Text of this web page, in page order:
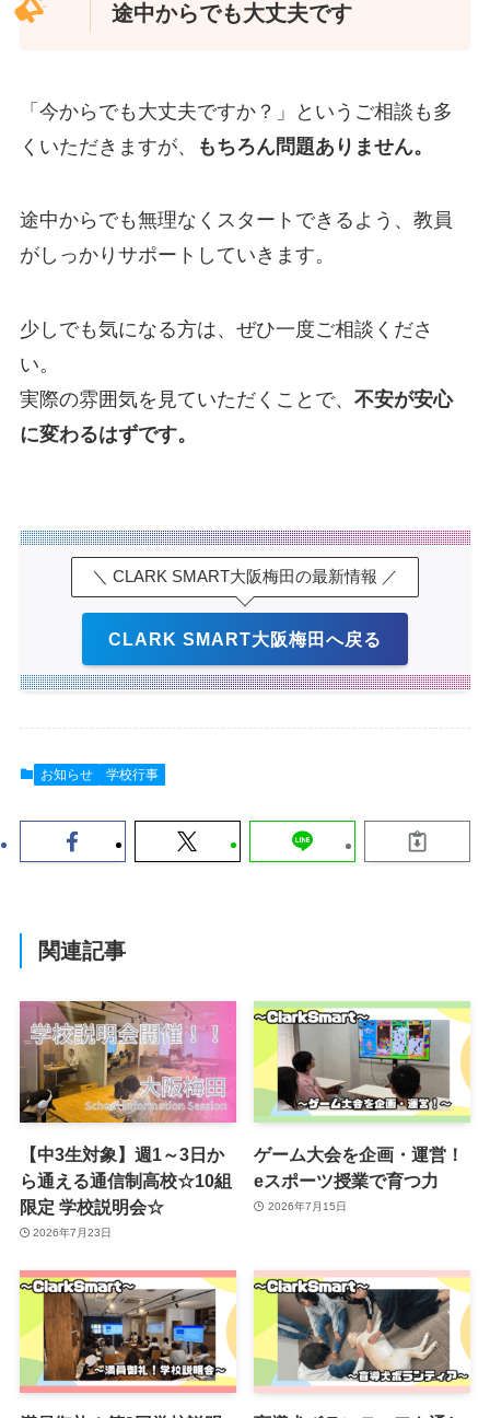
途中からでも大丈夫です
「今からでも大丈夫ですか？」というご相談も多
くいただきますが、
もちろん問題ありません。
途中からでも無理なくスタートできるよう、教員
がしっかりサポートしていきます。
少しでも気になる方は、ぜひ一度ご相談くださ
い。
実際の雰囲気を見ていただくことで、 不安が安心
に変わるはずです。
＼ CLARK SMART大阪梅田の最新情報 ／
CLARK SMART大阪梅田へ戻る
お知らせ 学校行事
関連記事
【中3生対象】週1～3日か
ら通える通信制高校☆10組
限定 学校説明会☆
2026年7月23日
ゲーム大会を企画・運営！
eスポーツ授業で育つ力
2026年7月15日